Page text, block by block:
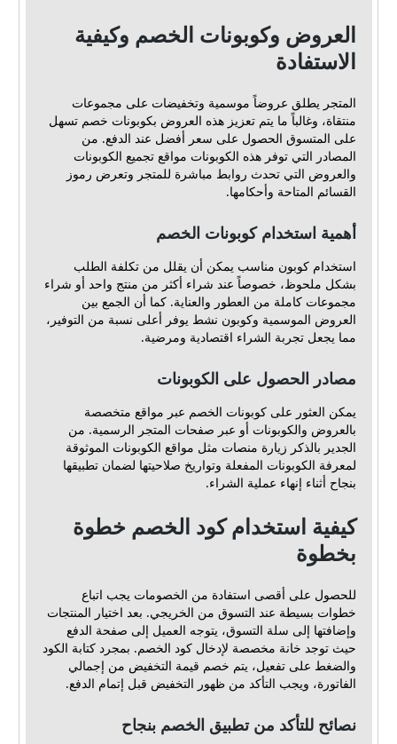
العروض وكوبونات الخصم وكيفية
الاستفادة
المتجر يطلق عروضاً موسمية وتخفيضات على مجموعات
منتقاة، وغالباً ما يتم تعزيز هذه العروض بكوبونات خصم تسهل
على المتسوق الحصول على سعر أفضل عند الدفع. من
المصادر التي توفر هذه الكوبونات مواقع تجميع الكوبونات
والعروض التي تحدث روابط مباشرة للمتجر وتعرض رموز
القسائم المتاحة وأحكامها.
أهمية استخدام كوبونات الخصم
استخدام كوبون مناسب يمكن أن يقلل من تكلفة الطلب
بشكل ملحوظ، خصوصاً عند شراء أكثر من منتج واحد أو شراء
مجموعات كاملة من العطور والعناية. كما أن الجمع بين
العروض الموسمية وكوبون نشط يوفر أعلى نسبة من التوفير،
مما يجعل تجربة الشراء اقتصادية ومرضية.
مصادر الحصول على الكوبونات
يمكن العثور على كوبونات الخصم عبر مواقع متخصصة
بالعروض والكوبونات أو عبر صفحات المتجر الرسمية. من
الجدير بالذكر زيارة منصات مثل مواقع الكوبونات الموثوقة
لمعرفة الكوبونات المفعلة وتواريخ صلاحيتها لضمان تطبيقها
بنجاح أثناء إنهاء عملية الشراء.
كيفية استخدام كود الخصم خطوة
بخطوة
للحصول على أقصى استفادة من الخصومات يجب اتباع
خطوات بسيطة عند التسوق من الخريجي. بعد اختيار المنتجات
وإضافتها إلى سلة التسوق، يتوجه العميل إلى صفحة الدفع
حيث توجد خانة مخصصة لإدخال كود الخصم. بمجرد كتابة الكود
والضغط على تفعيل، يتم خصم قيمة التخفيض من إجمالي
الفاتورة، ويجب التأكد من ظهور التخفيض قبل إتمام الدفع.
نصائح للتأكد من تطبيق الخصم بنجاح